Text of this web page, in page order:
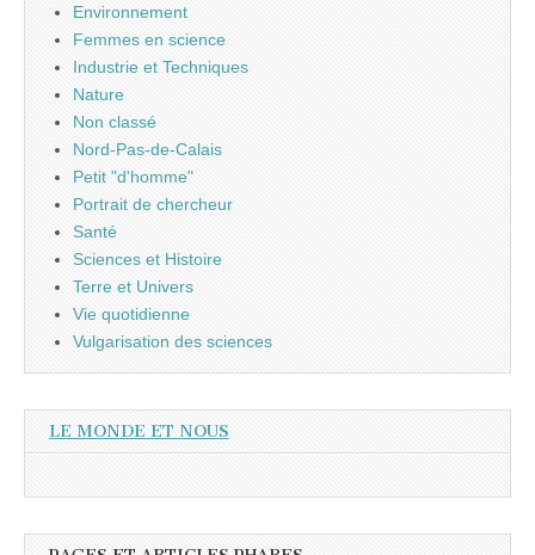
Environnement
Femmes en science
Industrie et Techniques
Nature
Non classé
Nord-Pas-de-Calais
Petit "d'homme"
Portrait de chercheur
Santé
Sciences et Histoire
Terre et Univers
Vie quotidienne
Vulgarisation des sciences
LE MONDE ET NOUS